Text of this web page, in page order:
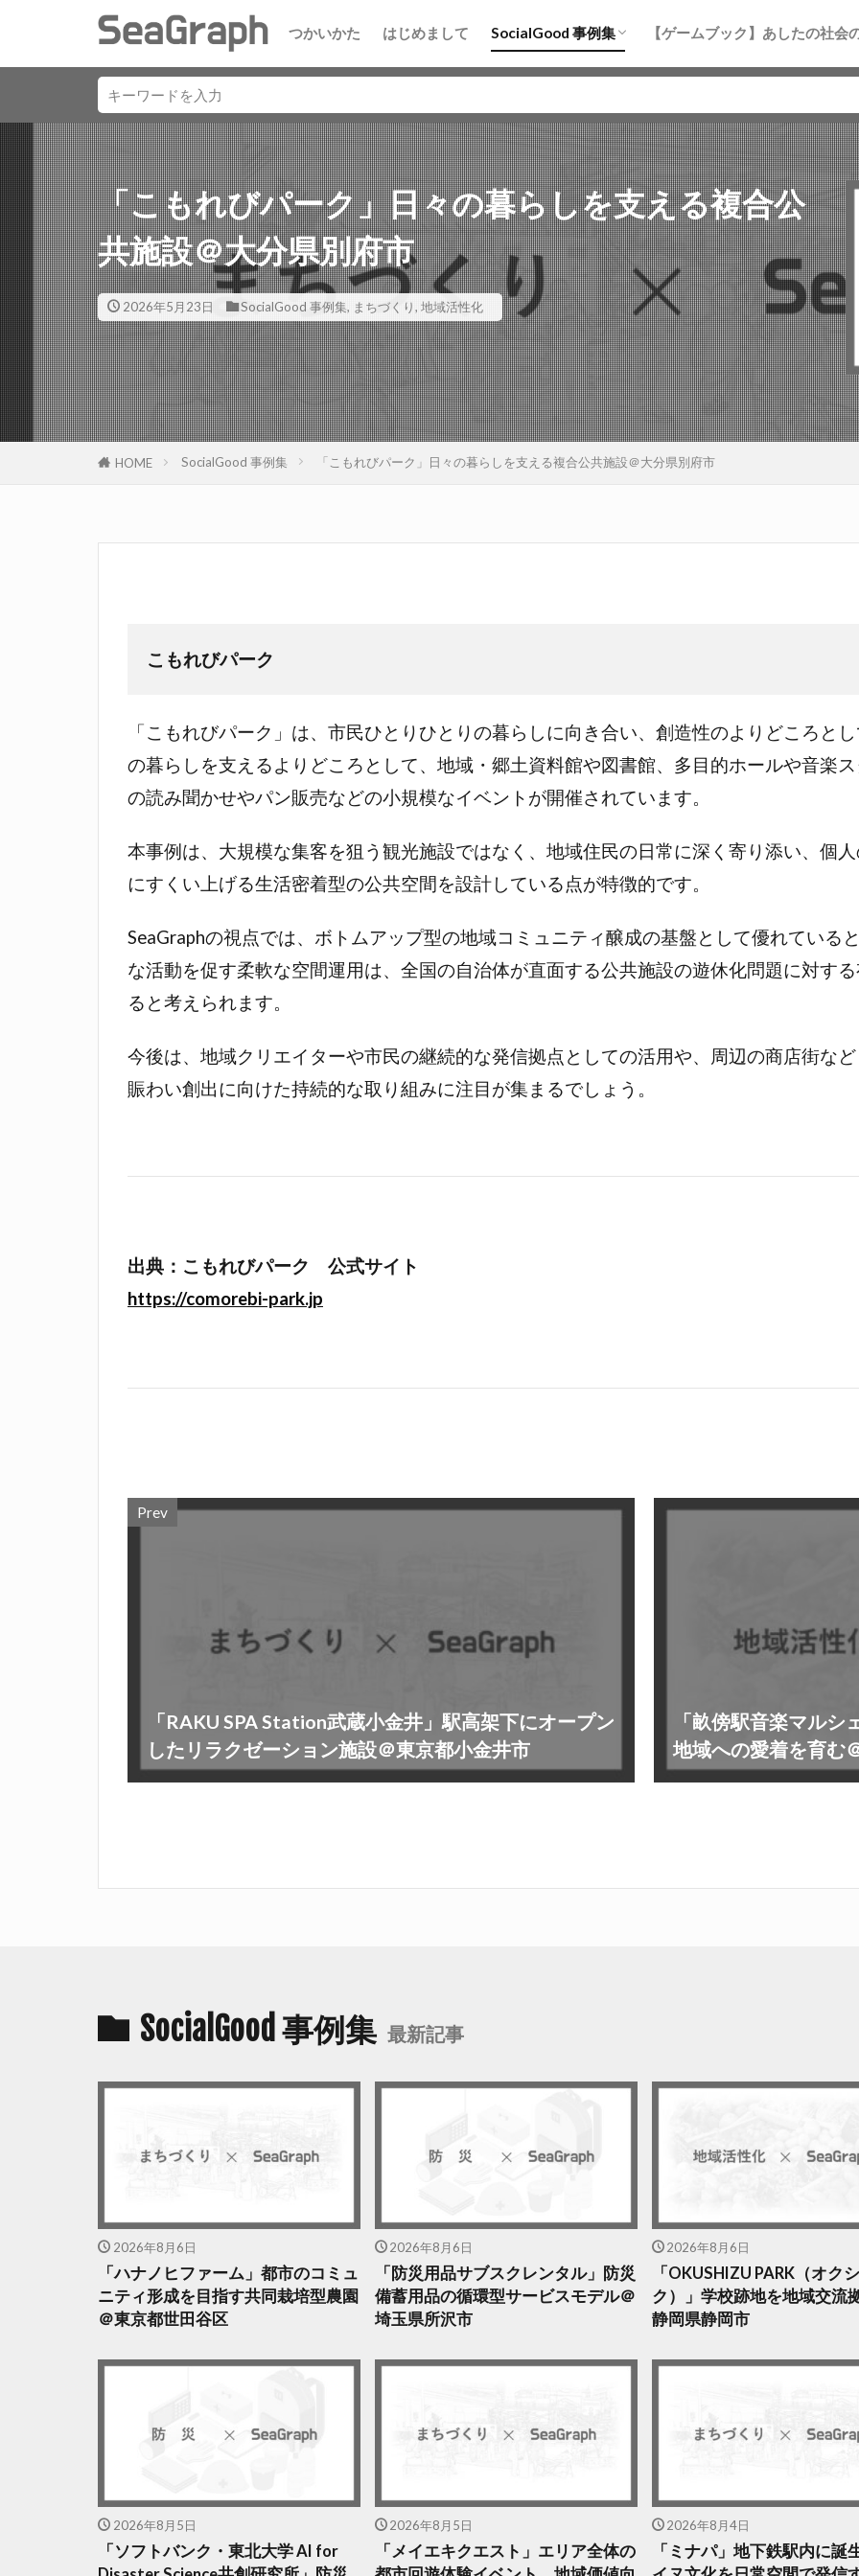
つかいかた はじめまして SocialGood 事例集
まちづくり
防災
地域活性化
水産・海洋
教育
【ゲームブック】あしたの社会
「こもれびパーク」日々の暮らしを支える複合公
共施設＠大分県別府市
2026年5月23日 SocialGood 事例集, まちづくり, 地域活性化
HOME SocialGood 事例集 「こもれびパーク」日々の暮らしを支える複合公共施設＠大分県別府市
こもれびパーク
「こもれびパーク」は、市民ひとりひとりの暮らしに向き合い、創造性のよりどころと
の暮らしを支えるよりどころとして、地域・郷土資料館や図書館、多目的ホールや音楽
の読み聞かせやパン販売などの小規模なイベントが開催されています。
本事例は、大規模な集客を狙う観光施設ではなく、地域住民の日常に深く寄り添い、個
にすくい上げる生活密着型の公共空間を設計している点が特徴的です。
SeaGraphの視点では、ボトムアップ型の地域コミュニティ醸成の基盤として優れている
な活動を促す柔軟な空間運用は、全国の自治体が直面する公共施設の遊休化問題に対す
ると考えられます。
今後は、地域クリエイターや市民の継続的な発信拠点としての活用や、周辺の商店街な
賑わい創出に向けた持続的な取り組みに注目が集まるでしょう。
出典：こもれびパーク 公式サイト
https://comorebi-park.jp
Prev
「RAKU SPA Station武蔵小金井」駅高架下にオープン
したリラクゼーション施設＠東京都小金井市
「畝傍駅音楽マル
地域への愛着を育む
SocialGood 事例集 最新記事
2026年8月6日
「ハナノヒファーム」都市のコミュ
ニティ形成を目指す共同栽培型農園
＠東京都世田谷区
2026年8月6日
「防災用品サブスクレンタル」防災
備蓄用品の循環型サービスモデル＠
埼玉県所沢市
2026年8月6日
「OKUSHIZU PARK（オク
ク）」学校跡地を地域交流
静岡県静岡市
2026年8月5日
「ソフトバンク・東北大学 AI for
2026年8月5日
「メイエキクエスト」エリア全体の
2026年8月4日
「ミナパ」地下鉄駅内に誕